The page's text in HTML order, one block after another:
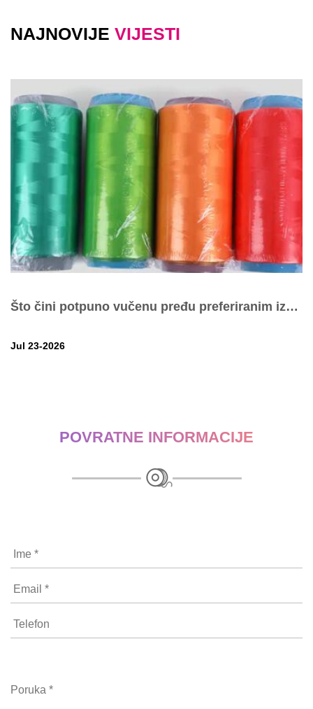
NAJNOVIJE VIJESTI
Što čini potpuno vučenu pređu preferiranim izborom...
Jul 23-2026
POVRATNE INFORMACIJE